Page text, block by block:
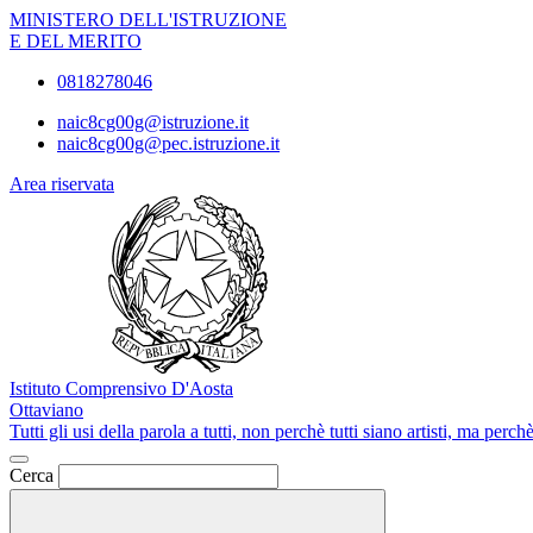
MINISTERO DELL'ISTRUZIONE
E DEL MERITO
0818278046
naic8cg00g@istruzione.it
naic8cg00g@pec.istruzione.it
Area riservata
Istituto Comprensivo D'Aosta
Ottaviano
Tutti gli usi della parola a tutti, non perchè tutti siano artisti, ma
Cerca